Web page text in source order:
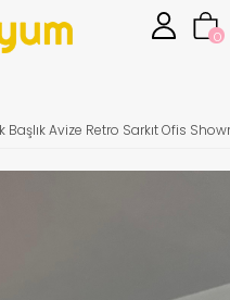
0
Başlık Avize Retro Sarkıt Ofis